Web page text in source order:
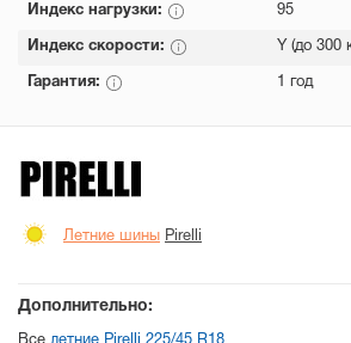
Индекс нагрузки: 95
Индекс скорости: Y (до 300
Гарантия: 1 год
Летние шины Pirelli
Дополнительно: